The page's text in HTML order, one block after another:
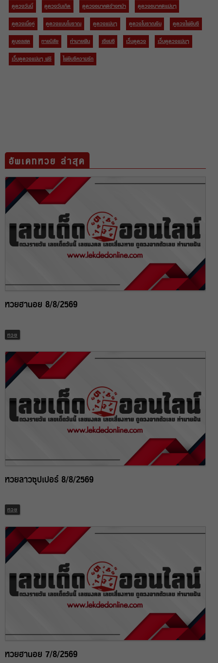
ดูดวงวันนี้
ดูดวงวันเกิด ดูดวงอนาคตข้างหน้า
ดูดวงอนาคตแม่นๆ
ดูดวงเนื้อคู่
ดูดวงแบบโบราณ ดูดวงแม่นๆ ดูดวงโบราณจีน
ดูดวงไพ่ยิบซี
ดูบอลสด
ทายนิสัย ทำนายฝัน เซียมซี เว็บดูดวง
เว็บดูดวงแม่นๆ
เว็บดูดวงแม่นๆ ฟรี
ไพ่ยิบซีความรัก
อัพเดทหวย ล่าสุด
หวยฮานอย 8/8/2569
หวย
หวยลาวซุปเปอร์ 8/8/2569
หวย
หวยฮานอย 7/8/2569